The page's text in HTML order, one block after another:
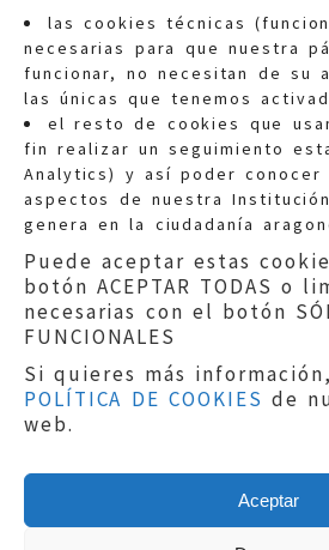
las cookies técnicas
necesarias para que nuestra
funcionar, no necesitan de su
las únicas que tenemos
el resto de cookies que
fin realizar un seguimiento
Analytics) y así poder conocer
aspectos de nuestra
genera en la ciudadanía
Puede aceptar estas
botón ACEPTAR TODAS o
necesarias con el botón
FUNCIONALES
Si quieres más
POLÍTICA DE COOKIES de
web.
Aceptar
Quejas:
Información
Teléfonos:900 210
Aviso legal|Política
Protección de Datos
Política de cookies
Copyright © 2019El